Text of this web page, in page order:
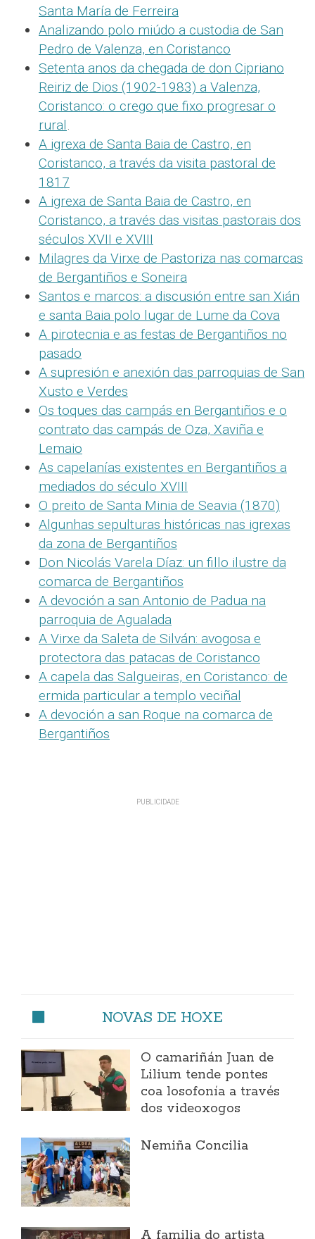
Santa María de Ferreira
Analizando polo miúdo a custodia de San
Pedro de Valenza, en Coristanco
Setenta anos da chegada de don Cipriano
Reiriz de Dios (1902-1983) a Valenza,
Coristanco: o crego que fixo progresar o
rural.
A igrexa de Santa Baia de Castro, en
Coristanco, a través da visita pastoral de
1817
A igrexa de Santa Baia de Castro, en
Coristanco, a través das visitas pastorais dos
séculos XVII e XVIII
Milagres da Virxe de Pastoriza nas comarcas
de Bergantiños e Soneira
Santos e marcos: a discusión entre san Xián
e santa Baia polo lugar de Lume da Cova
A pirotecnia e as festas de Bergantiños no
pasado
A supresión e anexión das parroquias de San
Xusto e Verdes
Os toques das campás en Bergantiños e o
contrato das campás de Oza, Xaviña e
Lemaio
As capelanías existentes en Bergantiños a
mediados do século XVIII
O preito de Santa Minia de Seavia (1870)
Algunhas sepulturas históricas nas igrexas
da zona de Bergantiños
Don Nicolás Varela Díaz: un fillo ilustre da
comarca de Bergantiños
A devoción a san Antonio de Padua na
parroquia de Agualada
A Virxe da Saleta de Silván: avogosa e
protectora das patacas de Coristanco
A capela das Salgueiras, en Coristanco: de
ermida particular a templo veciñal
A devoción a san Roque na comarca de
Bergantiños
NOVAS DE HOXE
O camariñán Juan de
Lilium tende pontes
coa losofonía a través
dos videoxogos
Nemiña Concilia